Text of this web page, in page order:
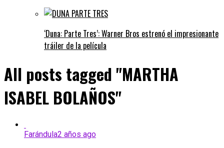
‘Duna: Parte Tres’: Warner Bros estrenó el impresionante
tráiler de la película
All posts tagged "MARTHA
ISABEL BOLAÑOS"
Farándula2 años ago